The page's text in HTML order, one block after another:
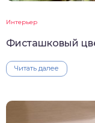
Интерьер
Фисташковый
Читать далее